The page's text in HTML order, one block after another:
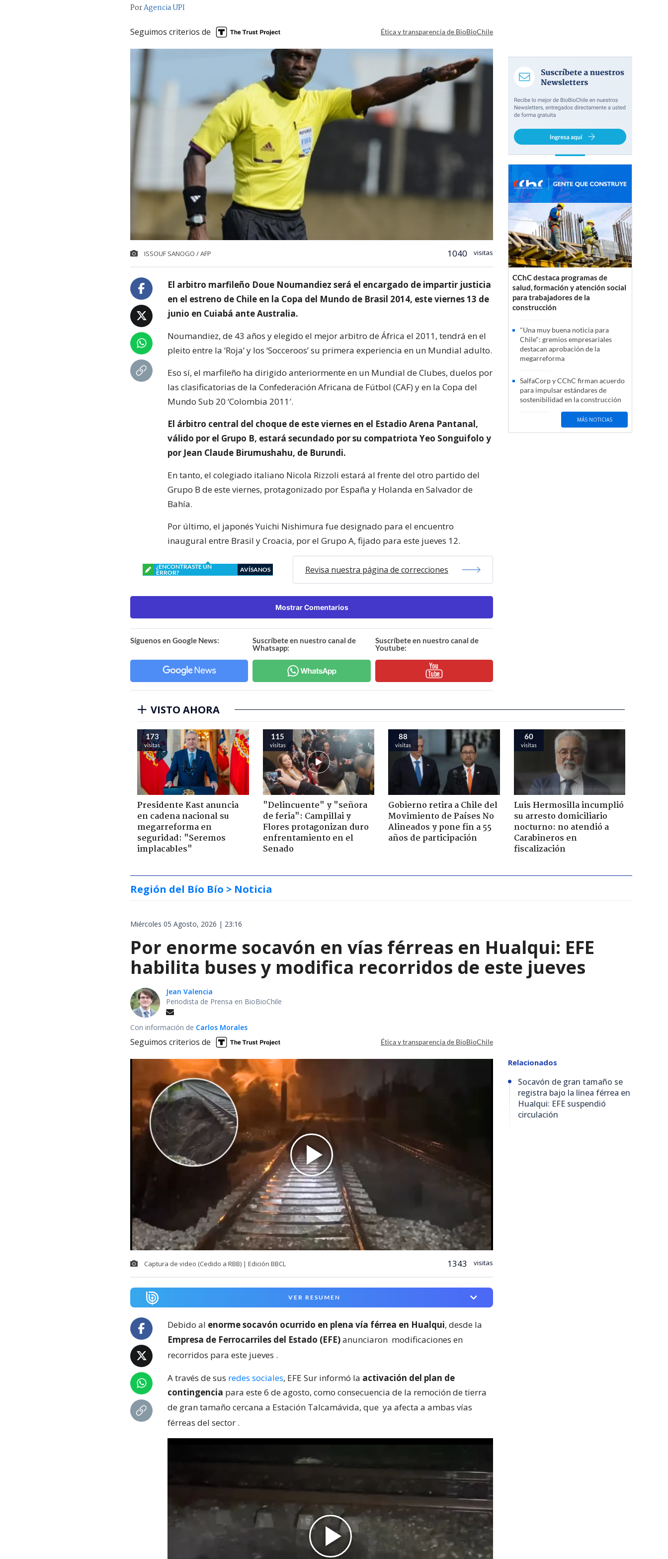
PorAgencia UPI
Seguimos criterios de Ética y transparencia de BioBioChile
ISSOUF SANOGO / AFP 1040 visitas
El arbitro marfileño Doue Noumandiez será el encargado de impartir justicia
en el estreno de Chile en la Copa del Mundo de Brasil 2014, este viernes 13 de
junio en Cuiabá ante Australia.
Noumandiez, de 43 años y elegido el mejor arbitro de África el 2011, tendrá en el
pleito entre la ‘Roja’ y los ‘Socceroos’ su primera experiencia en un Mundial adulto.
Eso sí, el marfileño ha dirigido anteriormente en un Mundial de Clubes, duelos por
las clasificatorias de la Confederación Africana de Fútbol (CAF) y en la Copa del
Mundo Sub 20 ‘Colombia 2011′.
El árbitro central del choque de este viernes en el Estadio Arena Pantanal,
válido por el Grupo B, estará secundado por su compatriota Yeo Songuifolo y
por Jean Claude Birumushahu, de Burundi.
En tanto, el colegiado italiano Nicola Rizzoli estará al frente del otro partido del
Grupo B de este viernes, protagonizado por España y Holanda en Salvador de
Bahía.
Por último, el japonés Yuichi Nishimura fue designado para el encuentro
inaugural entre Brasil y Croacia, por el Grupo A, fijado para este jueves 12.
¿ENCONTRASTE UN
ERROR?
AVÍSANOS Revisa nuestra página de correcciones
Mostrar Comentarios
Síguenos en Google News:
Suscríbete en nuestro canal de
Whatsapp:
Suscríbete en nuestro canal de
Youtube:
CChC destaca programas de
salud, formación y atención social
para trabajadores de la
construcción
"Una muy buena noticia para
Chile": gremios empresariales
destacan aprobación de la
megarreforma
SalfaCorp y CChC firman acuerdo
para impulsar estándares de
sostenibilidad en la construcción
MÁS NOTICIAS
VISTO AHORA
173
visitas
Presidente Kast anuncia
en cadena nacional su
megarreforma en
seguridad: "Seremos
implacables"
115
visitas
"Delincuente" y "señora
de feria": Campillai y
Flores protagonizan duro
enfrentamiento en el
Senado
88
visitas
Gobierno retira a Chile del
Movimiento de Países No
Alineados y pone fin a 55
años de participación
60
visitas
Luis Hermosilla incumplió
su arresto domiciliario
nocturno: no atendió a
Carabineros en
fiscalización
Región del Bío Bío > Noticia
Miércoles 05 Agosto, 2026 | 23:16
Por enorme socavón en vías férreas en Hualqui: EFE
habilita buses y modifica recorridos de este jueves
Jean Valencia
Periodista de Prensa en BioBioChile
Con información de Carlos Morales
Seguimos criterios de Ética y transparencia de BioBioChile
Captura de video (Cedido a RBB) | Edición BBCL 1343 visitas
VER RESUMEN
Debido al enorme socavón ocurrido en plena vía férrea en Hualqui, desde la
Empresa de Ferrocarriles del Estado (EFE)anunciaron modificaciones en
recorridos para este jueves .
A través de sus redes sociales, EFE Sur informó la activación del plan de
contingencia para este 6 de agosto, como consecuencia de la remoción de tierra
de gran tamaño cercana a Estación Talcamávida, que ya afecta a ambas vías
férreas del sector .
Relacionados
Socavón de gran tamaño se
registra bajo la línea férrea en
Hualqui: EFE suspendió
circulación